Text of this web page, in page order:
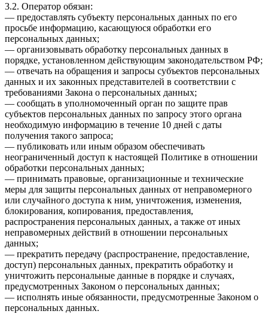
3.2. Оператор обязан:
— предоставлять субъекту персональных данных по его
просьбе информацию, касающуюся обработки его
персональных данных;
— организовывать обработку персональных данных в
порядке, установленном действующим законодательством РФ;
— отвечать на обращения и запросы субъектов персональных
данных и их законных представителей в соответствии с
требованиями Закона о персональных данных;
— сообщать в уполномоченный орган по защите прав
субъектов персональных данных по запросу этого органа
необходимую информацию в течение 10 дней с даты
получения такого запроса;
— публиковать или иным образом обеспечивать
неограниченный доступ к настоящей Политике в отношении
обработки персональных данных;
— принимать правовые, организационные и технические
меры для защиты персональных данных от неправомерного
или случайного доступа к ним, уничтожения, изменения,
блокирования, копирования, предоставления,
распространения персональных данных, а также от иных
неправомерных действий в отношении персональных
данных;
— прекратить передачу (распространение, предоставление,
доступ) персональных данных, прекратить обработку и
уничтожить персональные данные в порядке и случаях,
предусмотренных Законом о персональных данных;
— исполнять иные обязанности, предусмотренные Законом о
персональных данных.